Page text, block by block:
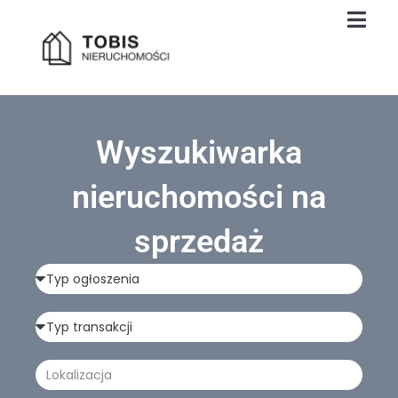
Wyszukiwarka
nieruchomości na
sprzedaż
Typ
ogłoszenia
Typ
transakcji
Lokalizacja